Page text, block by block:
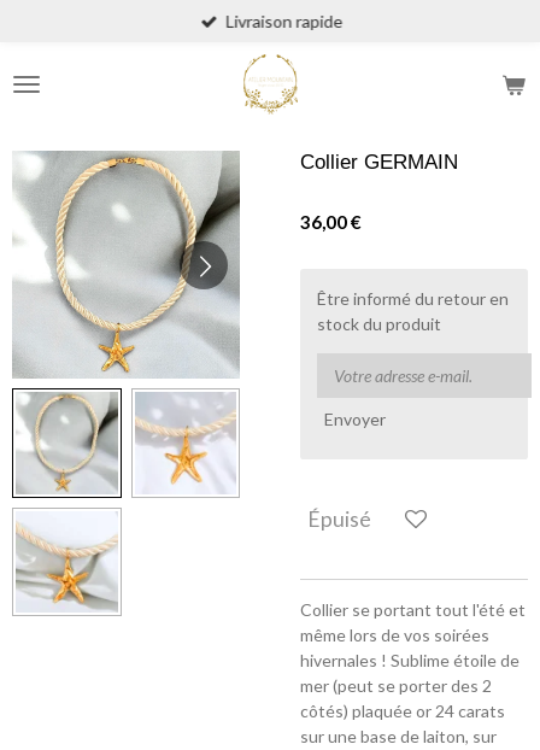
contenu
principal
Livraison rapide
Collier GERMAIN
36,00 €
Être informé du retour en
stock du produit
Envoyer
Épuisé
Collier se portant tout l'été et
même lors de vos soirées
hivernales ! Sublime étoile de
mer (peut se porter des 2
côtés) plaquée or 24 carats
sur une base de laiton, sur